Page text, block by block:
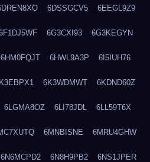
6DSSGCV5 6EEGL9Z9
6G3CXI93 6G3KEGYN
6HM0FQJT 6HWL9A3P 6I5IUH76
6K3WDMWT 6KDND60Z
6LGMA8OZ 6LI78JDL 6LL59T6X
6MNBISNE 6MRU4GHW
6N6MCPD2 6N8H9PB2 6NS1JPER